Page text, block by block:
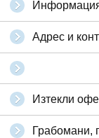
Адрес и
Изтекли
Грабомани,